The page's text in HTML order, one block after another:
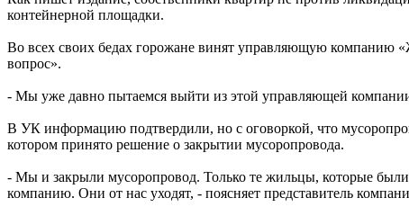
контейнерной площадки.
Во всех своих бедах горожане винят управляющую компанию
вопрос».
- Мы уже давно пытаемся выйти из этой управляющей
В УК информацию подтвердили, но с оговоркой, что
котором принято решение о закрытии мусоропровода.
- Мы и закрыли мусоропровод. Только те жильцы, которые
компанию. Они от нас уходят, - поясняет представитель